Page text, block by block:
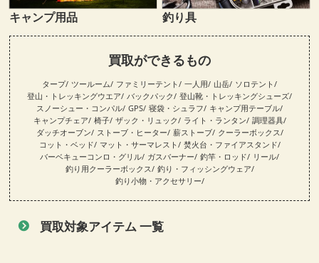
キャンプ用品 釣り具
買取ができるもの
タープ ツールーム ファミリーテント 一人用 山岳 ソロテント
登山・トレッキングウエア
バックパック
登山靴・トレッキングシューズ
スノーシュー・コンパル GPS 寝袋・シュラフ
キャンプ用テーブル
キャンプチェア 椅子 ザック・リュック ライト・ランタン 調理器具
ダッチオーブン
ストーブ・ヒーター 薪ストーブ
クーラーボックス
コット・ベッド
マット・サーマレスト
焚火台・ファイアスタンド
バーベキューコンロ・グリル ガスバーナー 釣竿・ロッド
リール
釣り用クーラーボックス
釣り・フィッシングウェア
釣り小物・アクセサリー
買取対象アイテム 一覧